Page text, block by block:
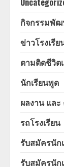
กิจกรรมพัฒ
ข่าวโรงเรีย
ตามติดชีวิต
นักเรียนพูด
ผลงาน แล
รถโรงเรียน
รับสมัครนัก
รับสมัครนัก